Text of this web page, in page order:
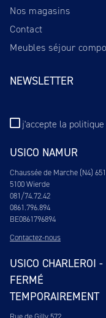
Nos magasins
Contact
Meubles séjour
NEWSLETTER
j'accepte la
USICO NAMUR
Chaussée de Marche (N4) 651
5100 Wierde
081/74.72.42
0861.796.894
BE0861796894
Contactez-nous
USICO CHARLEROI -
FERMÉ
TEMPORAIREMENT